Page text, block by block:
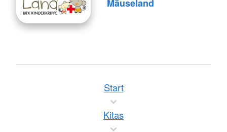
Mäuseland
Start
Kitas